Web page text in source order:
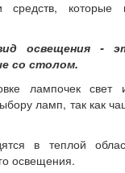
которые
освещения -
со столом.
лампочек
ламп, так как
в теплой
освещения.